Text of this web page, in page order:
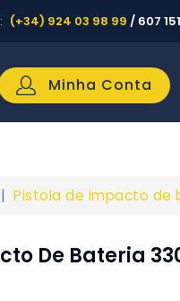
(+34) 924 03 98 99 / 607
Minha Conta
Pistola de impacto de
De Bateria